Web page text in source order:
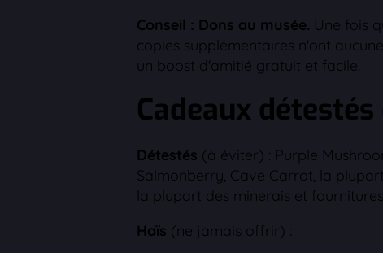
Conseil : Dons au musée. Une fois
copies supplémentaires n'ont
un boost d'amitié gratuit et facile.
Cadeaux
Détestés (à éviter) : Purple
Salmonberry, Cave Carrot, la
la plupart des minerais et
Haïs (ne jamais offrir) :